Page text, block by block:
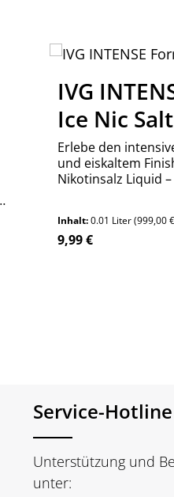
IVG
Ice Nic
Erlebe den
und eiskaltem
Nikotinsalz Liquid
Inhalt:0.01 Liter(999,00
Regulärer Preis:
9,99 €
Service-Hotline
Unterstützung und
unter: